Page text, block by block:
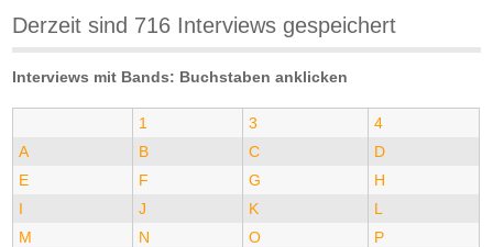
Derzeit sind 716 Interviews gespeichert
Interviews mit Bands: Buchstaben anklicken
1 3
4
A
B C
D
E
F G
H
I
J K
L
M
N O
P